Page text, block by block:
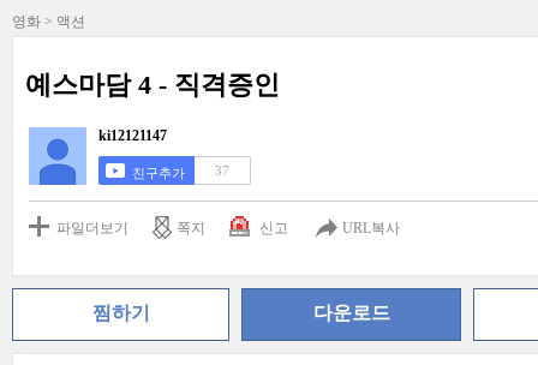
영화 > 액션
예스마담 4 - 직격증인
ki12121147
친구추가 37
파일더보기 쪽지 신고 URL복사
찜하기 다운로드